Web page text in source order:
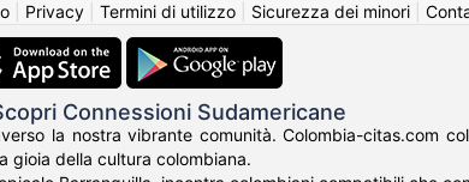
Privacy Termini di utilizzo Sicurezza dei minori
Connessioni Sudamericane
la nostra vibrante comunità. Colombia-citas.com
gioia della cultura colombiana.